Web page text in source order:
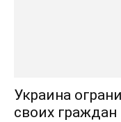
Украина
своих граждан